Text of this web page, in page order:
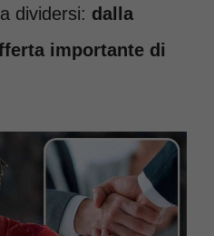
dividersi: dalla
importante di